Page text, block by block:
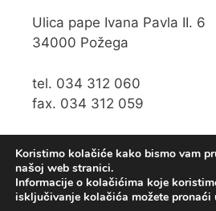
Ulica pape Ivana Pavla II. 6
34000 Požega
tel. 034 312 060
fax. 034 312 059
Koristimo kolačiće kako bismo vam
našoj web stranici.
Informacije o kolačićima koje
isključivanje kolačića možete pronaći